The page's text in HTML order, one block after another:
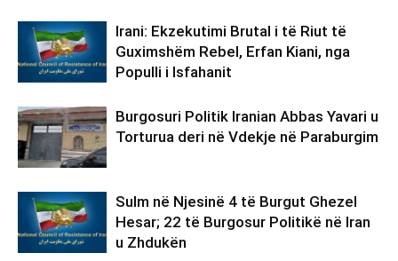
Irani: Ekzekutimi Brutal i të Riut të
Guximshëm Rebel, Erfan Kiani, nga
Populli i Isfahanit
Burgosuri Politik Iranian Abbas Yavari u
Torturua deri në Vdekje në Paraburgim
Sulm në Njesinë 4 të Burgut Ghezel
Hesar; 22 të Burgosur Politikë në Iran
u Zhdukën